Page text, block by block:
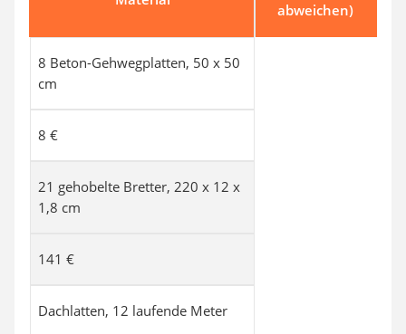
abweichen)
8 Beton-Gehwegplatten, 50 x 50
cm
8 €
21 gehobelte Bretter, 220 x 12 x
1,8 cm
141 €
Dachlatten, 12 laufende Meter